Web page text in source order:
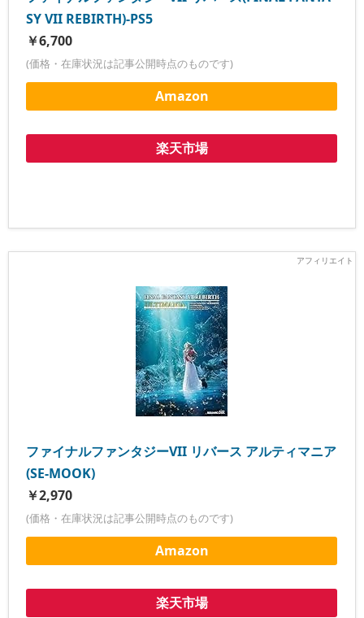
SY VII REBIRTH)-PS5
￥6,700
(価格・在庫状況は記事公開時点のものです)
Amazon
楽天市場
ファイナルファンタジーVII リバース アルティマニア
(SE-MOOK)
￥2,970
(価格・在庫状況は記事公開時点のものです)
Amazon
楽天市場